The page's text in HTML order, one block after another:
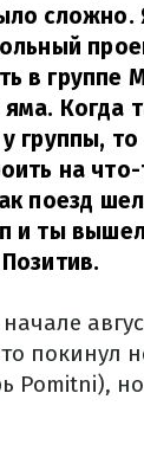
сложно.
в группе
Когда
группы,
на
поезд
и ты
покинул
Pomitni),